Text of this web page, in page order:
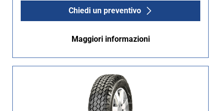
Chiedi un preventivo
Maggiori informazioni